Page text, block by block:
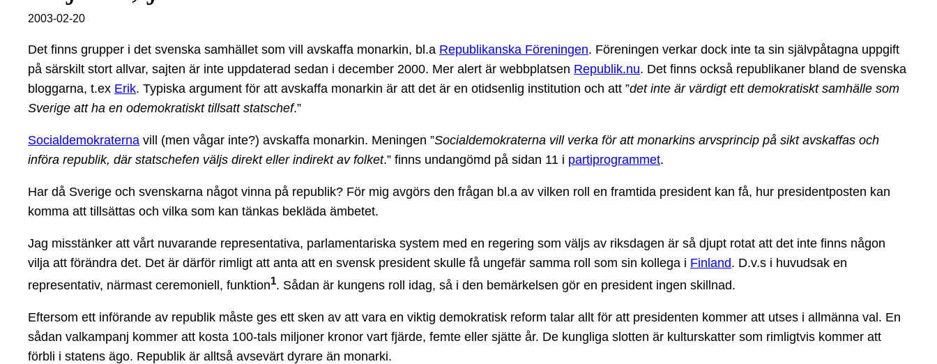
2003-02-20
Det finns grupper i det svenska samhället som vill avskaffa monarkin, bl.a Republikanska Föreningen. Föreningen verkar dock inte ta sin självpåtagna uppgift
på särskilt stort allvar, sajten är inte uppdaterad sedan i december 2000. Mer alert är webbplatsen Republik.nu. Det finns också republikaner bland de svenska
bloggarna, t.ex Erik. Typiska argument för att avskaffa monarkin är att det är en otidsenlig institution och att ”det inte är värdigt ett demokratiskt samhälle som
Sverige att ha en odemokratiskt tillsatt statschef.”
Socialdemokraterna vill (men vågar inte?) avskaffa monarkin. Meningen ”Socialdemokraterna vill verka för att monarkins arvsprincip på sikt avskaffas och
införa republik, där statschefen väljs direkt eller indirekt av folket.” finns undangömd på sidan 11 i partiprogrammet.
Har då Sverige och svenskarna något vinna på republik? För mig avgörs den frågan bl.a av vilken roll en framtida president kan få, hur presidentposten kan
komma att tillsättas och vilka som kan tänkas bekläda ämbetet.
Jag misstänker att vårt nuvarande representativa, parlamentariska system med en regering som väljs av riksdagen är så djupt rotat att det inte finns någon
vilja att förändra det. Det är därför rimligt att anta att en svensk president skulle få ungefär samma roll som sin kollega i Finland. D.v.s i huvudsak en
representativ, närmast ceremoniell, funktion1. Sådan är kungens roll idag, så i den bemärkelsen gör en president ingen skillnad.
Eftersom ett införande av republik måste ges ett sken av att vara en viktig demokratisk reform talar allt för att presidenten kommer att utses i allmänna val. En
sådan valkampanj kommer att kosta 100-tals miljoner kronor vart fjärde, femte eller sjätte år. De kungliga slotten är kulturskatter som rimligtvis kommer att
förbli i statens ägo. Republik är alltså avsevärt dyrare än monarki.